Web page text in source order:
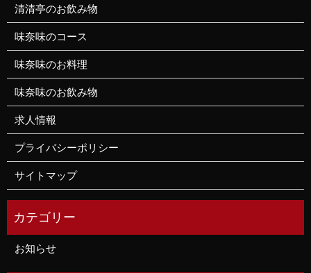
清清亭のお飲み物
味奈味のコース
味奈味のお料理
味奈味のお飲み物
求人情報
プライバシーポリシー
サイトマップ
お知らせ